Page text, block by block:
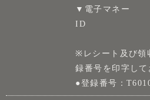
▼電子マネー
ID
※レシート及び領
録番号を印字して
●登録番号：